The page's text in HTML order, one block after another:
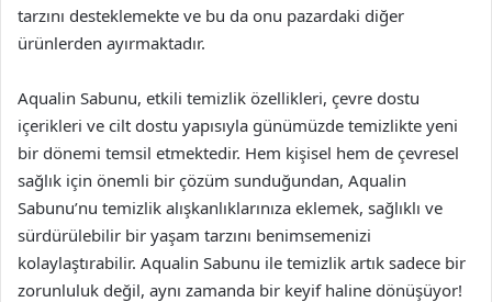
tarzını desteklemekte ve bu da onu pazardaki diğer
ürünlerden ayırmaktadır.
Aqualin Sabunu, etkili temizlik özellikleri, çevre dostu
içerikleri ve cilt dostu yapısıyla günümüzde temizlikte yeni
bir dönemi temsil etmektedir. Hem kişisel hem de çevresel
sağlık için önemli bir çözüm sunduğundan, Aqualin
Sabunu’nu temizlik alışkanlıklarınıza eklemek, sağlıklı ve
sürdürülebilir bir yaşam tarzını benimsemenizi
kolaylaştırabilir. Aqualin Sabunu ile temizlik artık sadece bir
zorunluluk değil, aynı zamanda bir keyif haline dönüşüyor!